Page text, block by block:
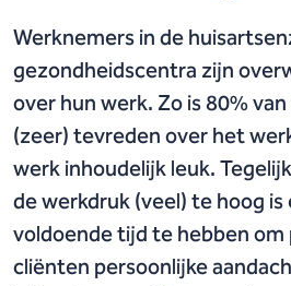
Werknemers in de
gezondheidscentra zijn
over hun werk. Zo is 80%
(zeer) tevreden over het
werk inhoudelijk leuk.
de werkdruk (veel) te hoog
voldoende tijd te hebben
cliënten persoonlijke